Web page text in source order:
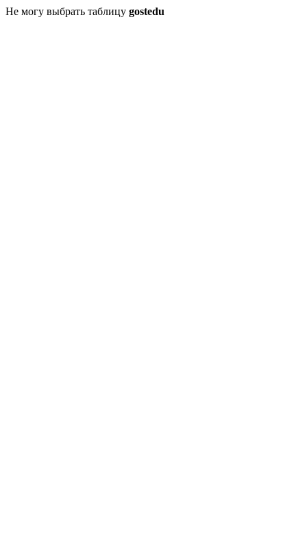
Не могу выбрать таблицу gostedu